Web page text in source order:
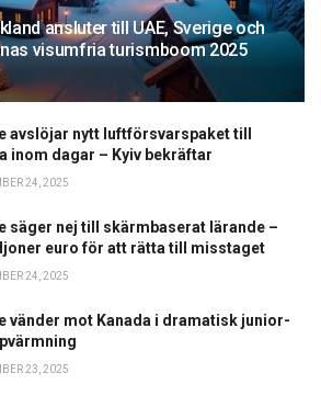
ansluter till UAE, Sverige och
visumfria turismboom 2025
avslöjar nytt luftförsvarspaket till
inom dagar – Kyiv bekräftar
24, 2025
säger nej till skärmbaserat lärande –
euro för att rätta till misstaget
24, 2025
vänder mot Kanada i dramatisk junior-
23, 2025